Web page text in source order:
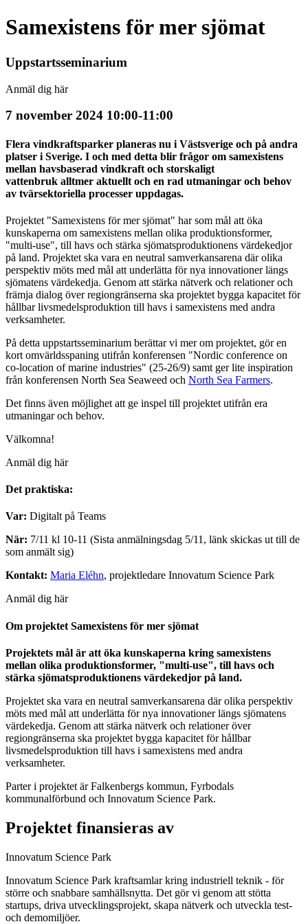
Samexistens för mer sjömat
Uppstartsseminarium
Anmäl dig här
7 november 2024 10:00-11:00
Flera vindkraftsparker planeras nu i Västsverige och på andra
platser i Sverige. I och med detta blir frågor om samexistens
mellan havsbaserad vindkraft och storskaligt
vattenbruk alltmer aktuellt och en rad utmaningar och behov
av tvärsektoriella processer uppdagas.
Projektet "Samexistens för mer sjömat" har som mål att öka
kunskaperna om samexistens mellan olika produktionsformer,
"multi-use", till havs och stärka sjömatsproduktionens värdekedjor
på land. Projektet ska vara en neutral samverkansarena där olika
perspektiv möts med mål att underlätta för nya innovationer längs
sjömatens värdekedja. Genom att stärka nätverk och relationer och
främja dialog över regiongränserna ska projektet bygga kapacitet för
hållbar livsmedelsproduktion till havs i samexistens med andra
verksamheter.
På detta uppstartsseminarium berättar vi mer om projektet, gör en
kort omvärldsspaning utifrån konferensen "Nordic conference on
co-location of marine industries" (25-26/9) samt ger lite inspiration
från konferensen North Sea Seaweed och North Sea Farmers.
Det finns även möjlighet att ge inspel till projektet utifrån era
utmaningar och behov.
Välkomna!
Anmäl dig här
Det praktiska:
Var: Digitalt på Teams
När: 7/11 kl 10-11 (Sista anmälningsdag 5/11, länk skickas ut till de
som anmält sig)
Kontakt: Maria Eléhn, projektledare Innovatum Science Park
Anmäl dig här
Om projektet Samexistens för mer sjömat
Projektets mål är att öka kunskaperna kring samexistens
mellan olika produktionsformer, "multi-use", till havs och
stärka sjömatsproduktionens värdekedjor på land.
Projektet ska vara en neutral samverkansarena där olika perspektiv
möts med mål att underlätta för nya innovationer längs sjömatens
värdekedja. Genom att stärka nätverk och relationer över
regiongränserna ska projektet bygga kapacitet för hållbar
livsmedelsproduktion till havs i samexistens med andra
verksamheter.
Parter i projektet är Falkenbergs kommun, Fyrbodals
kommunalförbund och Innovatum Science Park.
Projektet finansieras av
Innovatum Science Park
Innovatum Science Park kraftsamlar kring industriell teknik - för
större och snabbare samhällsnytta. Det gör vi genom att stötta
startups, driva utvecklingsprojekt, skapa nätverk och utveckla test-
och demomiljöer.